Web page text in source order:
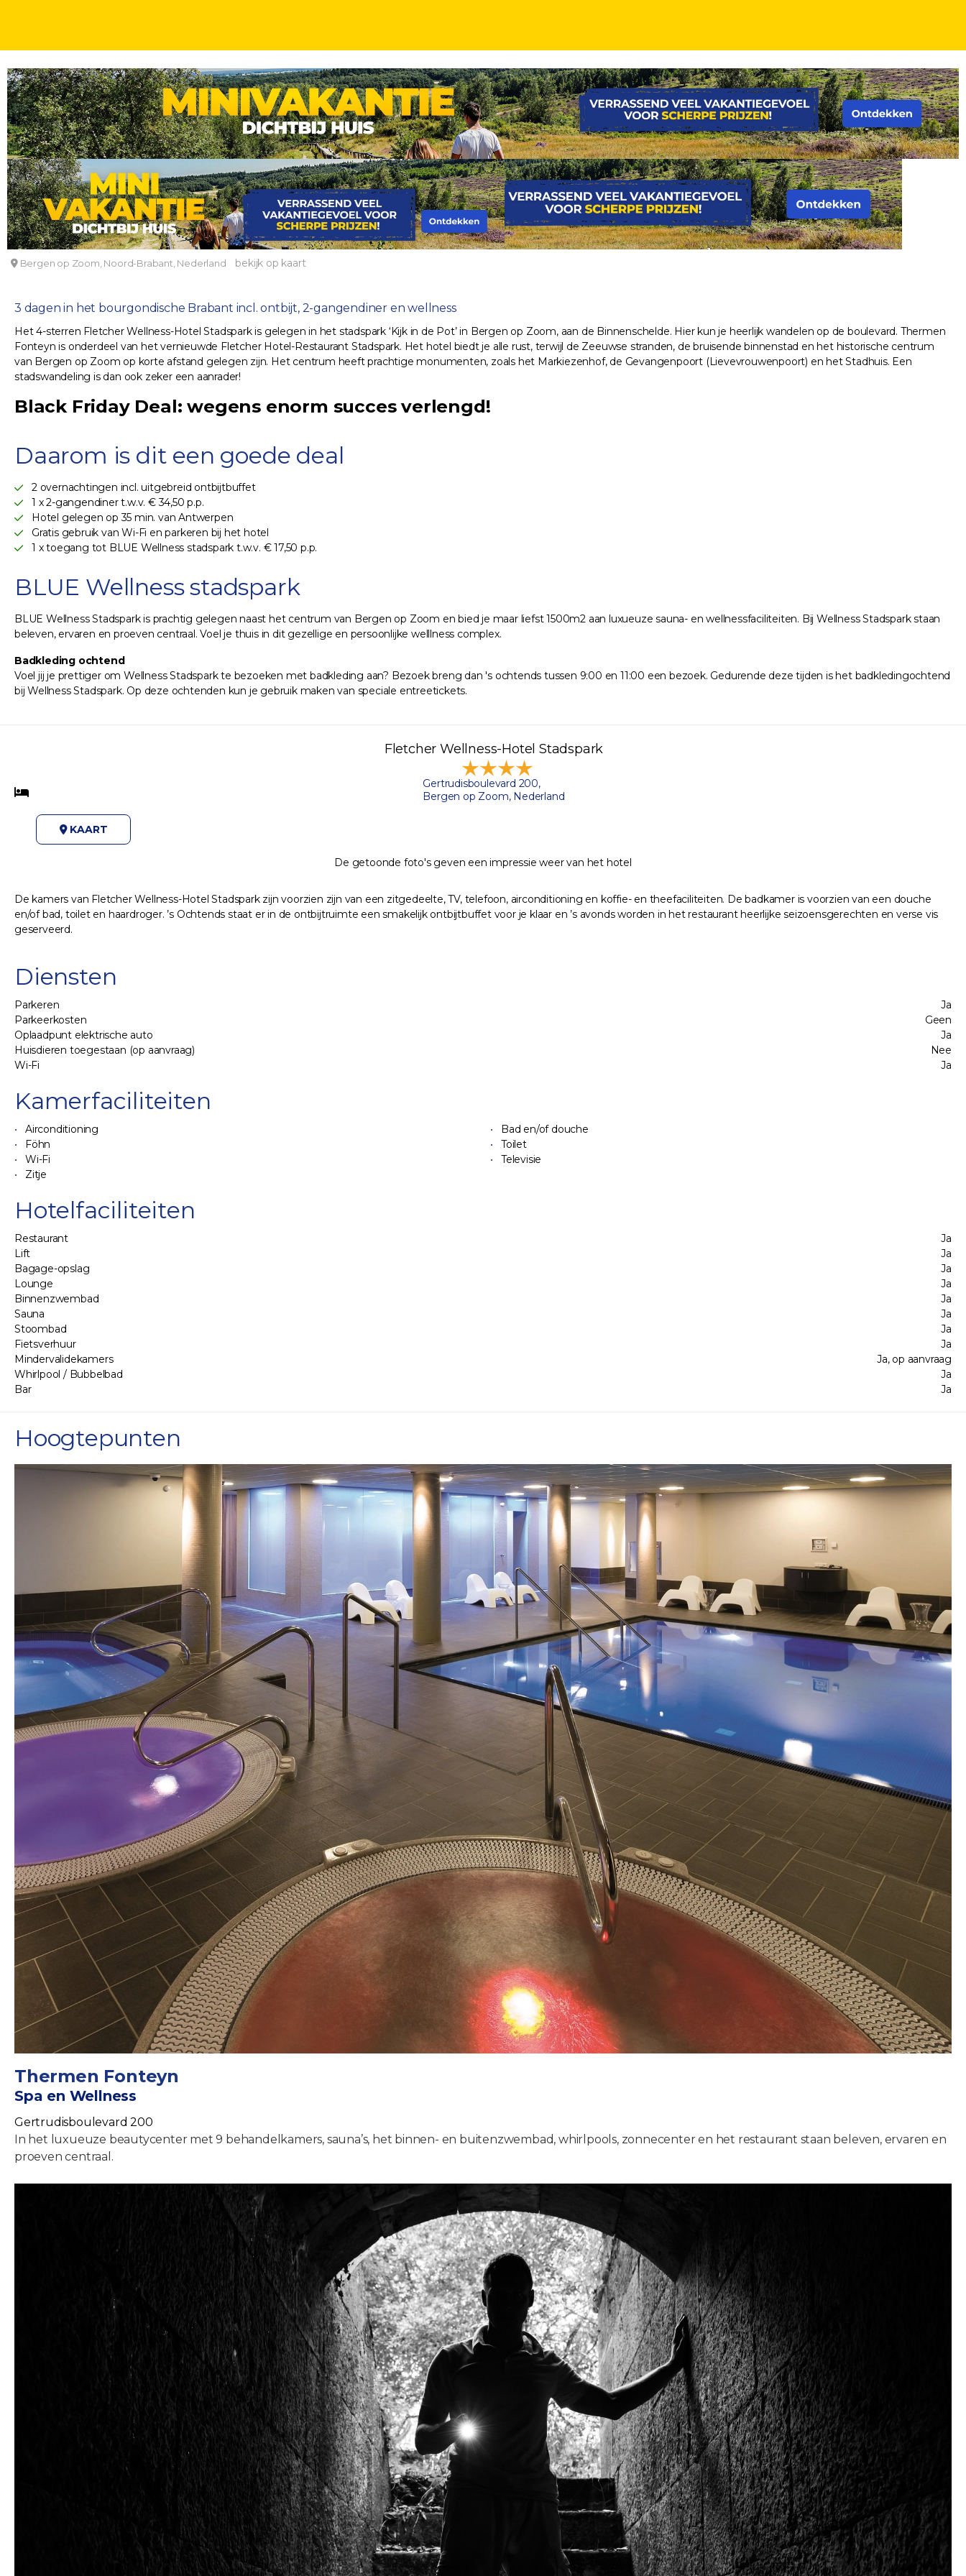
FLETCHER SPECIALS DAGEN
Genieten in Brabant incl. wellness en 2-gangendiner
Fletcher Wellness-Hotel Stadspark
Bergen op Zoom, Noord-Brabant, Nederland bekijk op kaart
3 dagen in het bourgondische Brabant incl. ontbijt, 2-gangendiner en wellness
Het 4-sterren Fletcher Wellness-Hotel Stadspark is gelegen in het stadspark ‘Kijk in de Pot’ in Bergen op Zoom, aan de Binnenschelde. Hier kun je heerlijk wandelen op de boulevard. Thermen
Fonteyn is onderdeel van het vernieuwde Fletcher Hotel-Restaurant Stadspark. Het hotel biedt je alle rust, terwijl de Zeeuwse stranden, de bruisende binnenstad en het historische centrum
van Bergen op Zoom op korte afstand gelegen zijn. Het centrum heeft prachtige monumenten, zoals het Markiezenhof, de Gevangenpoort (Lievevrouwenpoort) en het Stadhuis. Een
stadswandeling is dan ook zeker een aanrader!
Black Friday Deal: wegens enorm succes verlengd!
Daarom is dit een goede deal
2 overnachtingen incl. uitgebreid ontbijtbuffet
1 x 2-gangendiner t.w.v. € 34,50 p.p.
Hotel gelegen op 35 min. van Antwerpen
Gratis gebruik van Wi-Fi en parkeren bij het hotel
1 x toegang tot BLUE Wellness stadspark t.w.v. € 17,50 p.p.
BLUE Wellness stadspark
BLUE Wellness Stadspark is prachtig gelegen naast het centrum van Bergen op Zoom en bied je maar liefst 1500m2 aan luxueuze sauna- en wellnessfaciliteiten. Bij Wellness Stadspark staan
beleven, ervaren en proeven centraal. Voel je thuis in dit gezellige en persoonlijke welllness complex.
Badkleding ochtend
Voel jij je prettiger om Wellness Stadspark te bezoeken met badkleding aan? Bezoek breng dan 's ochtends tussen 9:00 en 11:00 een bezoek. Gedurende deze tijden is het badkledingochtend
bij Wellness Stadspark. Op deze ochtenden kun je gebruik maken van speciale entreetickets.
Fletcher Wellness-Hotel Stadspark
Gertrudisboulevard 200,
Bergen op Zoom, Nederland
KAART
De getoonde foto's geven een impressie weer van het hotel
De kamers van Fletcher Wellness-Hotel Stadspark zijn voorzien zijn van een zitgedeelte, TV, telefoon, airconditioning en koffie- en theefaciliteiten. De badkamer is voorzien van een douche
en/of bad, toilet en haardroger. ’s Ochtends staat er in de ontbijtruimte een smakelijk ontbijtbuffet voor je klaar en ’s avonds worden in het restaurant heerlijke seizoensgerechten en verse vis
geserveerd.
Diensten
Parkeren
Ja
Parkeerkosten
Geen
Oplaadpunt elektrische auto
Ja
Huisdieren toegestaan (op aanvraag)
Nee
Wi-Fi
Ja
Kamerfaciliteiten
Airconditioning
Bad en/of douche
Föhn
Toilet
Wi-Fi
Televisie
Zitje
Hotelfaciliteiten
Restaurant
Ja
Lift
Ja
Bagage-opslag
Ja
Lounge
Ja
Binnenzwembad
Ja
Sauna
Ja
Stoombad
Ja
Fietsverhuur
Ja
Mindervalidekamers
Ja, op aanvraag
Whirlpool / Bubbelbad
Ja
Bar
Ja
Hoogtepunten
Thermen Fonteyn
Spa en Wellness
Gertrudisboulevard 200
In het luxueuze beautycenter met 9 behandelkamers, sauna’s, het binnen- en buitenzwembad, whirlpools, zonnecenter en het restaurant staan beleven, ervaren en
proeven centraal.